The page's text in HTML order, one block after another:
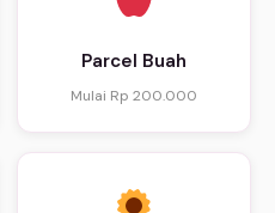
Parcel Buah
Mulai Rp 200.000